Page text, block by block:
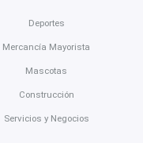
Deportes
Mercancía Mayorista
Mascotas
Construcción
Servicios y Negocios